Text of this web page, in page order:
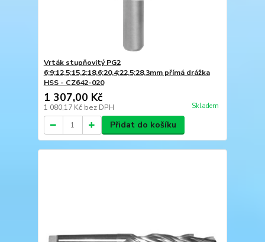
Vrták stupňovitý PG2
6;9;12,5;15,2;18,6;20,4;22,5;28,3mm přímá drážka
HSS - CZ642-020
1 307,00 Kč
1 080,17 Kč bez DPH Skladem
Přidat do košíku